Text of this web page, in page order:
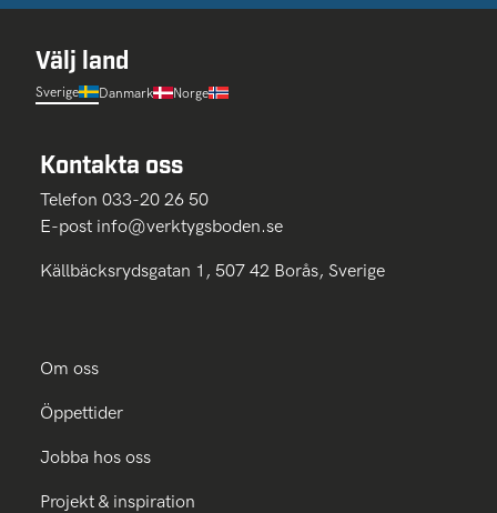
Välj land
Sverige Danmark Norge
Kontakta oss
Telefon 033-20 26 50
E-post info@verktygsboden.se
Källbäcksrydsgatan 1, 507 42 Borås, Sverige
Om oss
Öppettider
Jobba hos oss
Projekt & inspiration